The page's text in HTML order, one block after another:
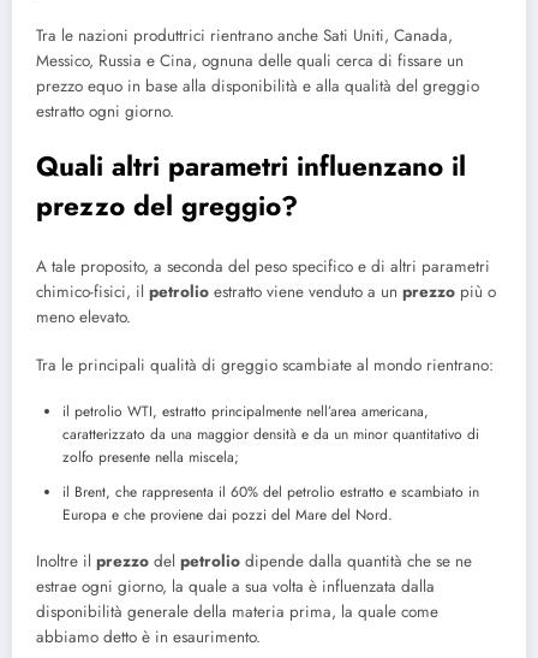
Tra le nazioni produttrici rientrano anche Sati Uniti, Canada,
Messico, Russia e Cina, ognuna delle quali cerca di fissare un
prezzo equo in base alla disponibilità e alla qualità del greggio
estratto ogni giorno.
Quali altri parametri influenzano il
prezzo del greggio?
A tale proposito, a seconda del peso specifico e di altri parametri
chimico-fisici, il petrolio estratto viene venduto a un prezzo più o
meno elevato.
Tra le principali qualità di greggio scambiate al mondo rientrano:
il petrolio WTI, estratto principalmente nell’area americana,
caratterizzato da una maggior densità e da un minor quantitativo di
zolfo presente nella miscela;
il Brent, che rappresenta il 60% del petrolio estratto e scambiato in
Europa e che proviene dai pozzi del Mare del Nord.
Inoltre il prezzo del petrolio dipende dalla quantità che se ne
estrae ogni giorno, la quale a sua volta è influenzata dalla
disponibilità generale della materia prima, la quale come
abbiamo detto è in esaurimento.